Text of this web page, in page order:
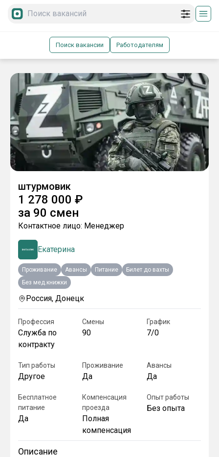
Поиск вакансии Работодателям
штурмовик
1 278 000 ₽
за 90 смен
Контактное лицо: Менеджер
Екатерина
Проживание Авансы Питание
Билет до вахты
Без мед.книжки
Россия, Донецк
Профессия
Служба по
контракту
Смены
90
График
7/0
Тип работы
Другое
Проживание
Да
Авансы
Да
Бесплатное
питание
Да
Компенсация
проезда
Полная
компенсация
Опыт работы
Без опыта
Описание